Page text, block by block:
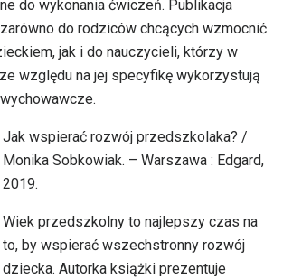
do wykonania ćwiczeń. Publikacja
do rodziców chcących wzmocnić
jak i do nauczycieli, którzy w
względu na jej specyfikę wykorzystują
Jak wspierać rozwój przedszkolaka? /
Monika Sobkowiak. – Warszawa : Edgard,
2019.
Wiek przedszkolny to najlepszy czas na
to, by wspierać wszechstronny rozwój
dziecka. Autorka książki prezentuje